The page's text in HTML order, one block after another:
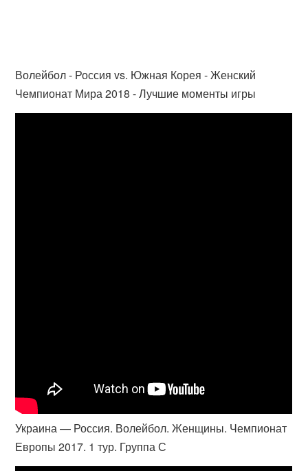
Волейбол - Россия vs. Южная Корея - Женский
Чемпионат Мира 2018 - Лучшие моменты игры
Украина — Россия. Волейбол. Женщины. Чемпионат
Европы 2017. 1 тур. Группа С